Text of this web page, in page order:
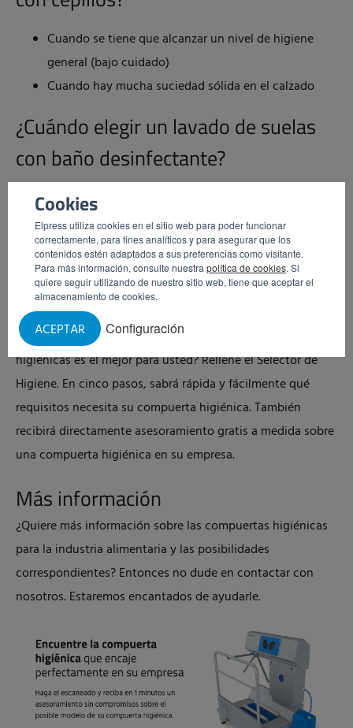
Cookies
Elpress utiliza cookies en el sitio web para poder funcionar
correctamente, para fines analíticos y para asegurar que los
contenidos estén adaptados a sus preferencias como visitante.
Para más información, consulte nuestra política de cookies. Si
quiere seguir utilizando de nuestro sitio web, tiene que aceptar el
almacenamiento de cookies.
Configuración
ACEPTAR
Cuando se tiene que alcanzar un nivel de higiene
general (bajo cuidado)
Cuando hay mucha suciedad sólida en el calzado
¿Cuándo elegir un lavado de suelas
con baño desinfectante?
Como control de acceso para una zona de alto
cuidado
Como medida higiénica adicional después del lavado
mediante cepillos de las suelas
Herramienta de asesoramiento
¿Quiere saber cuál de los modelos de compuertas
higiénicas es el mejor para usted? Rellene el Selector de
Higiene. En cinco pasos, sabrá rápida y fácilmente qué
requisitos necesita su compuerta higiénica. También
recibirá directamente asesoramiento gratis a medida sobre
una compuerta higiénica en su empresa.
Más información
¿Quiere más información sobre las compuertas higiénicas
para la industria alimentaria y las posibilidades
correspondientes? Entonces no dude en contactar con
nosotros. Estaremos encantados de ayudarle.